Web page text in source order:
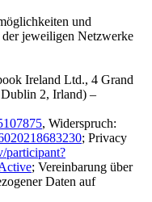
und
jeweiligen Netzwerke
Ireland Ltd., 4 Grand
2, Irland) –
, Widerspruch:
; Privacy
participant?
; Vereinbarung über
Daten auf